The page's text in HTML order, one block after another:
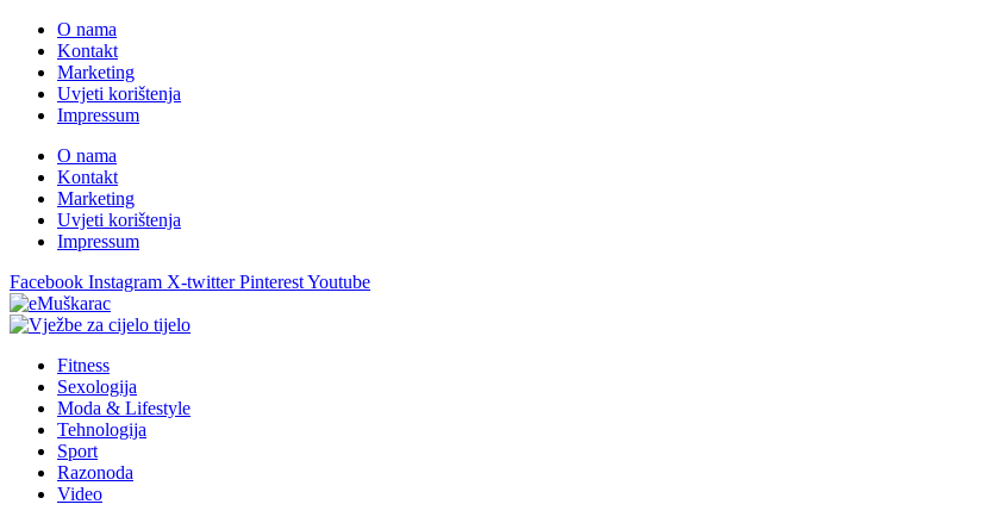
O nama
Kontakt
Marketing
Uvjeti korištenja
Impressum
O nama
Kontakt
Marketing
Uvjeti korištenja
Impressum
Facebook Instagram X-twitter PinterestYoutube
Fitness
Sexologija
Moda & Lifestyle
Tehnologija
Sport
Razonoda
Video